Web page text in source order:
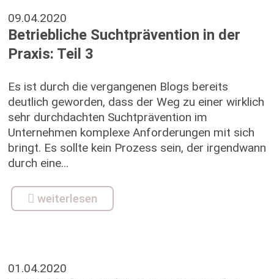
09.04.2020
Betriebliche Suchtprävention in der
Praxis: Teil 3
Es ist durch die vergangenen Blogs bereits
deutlich geworden, dass der Weg zu einer wirklich
sehr durchdachten Suchtprävention im
Unternehmen komplexe Anforderungen mit sich
bringt. Es sollte kein Prozess sein, der irgendwann
durch eine...
weiterlesen
01.04.2020